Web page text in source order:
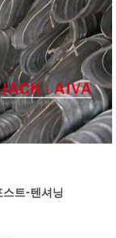
스트-텐셔닝